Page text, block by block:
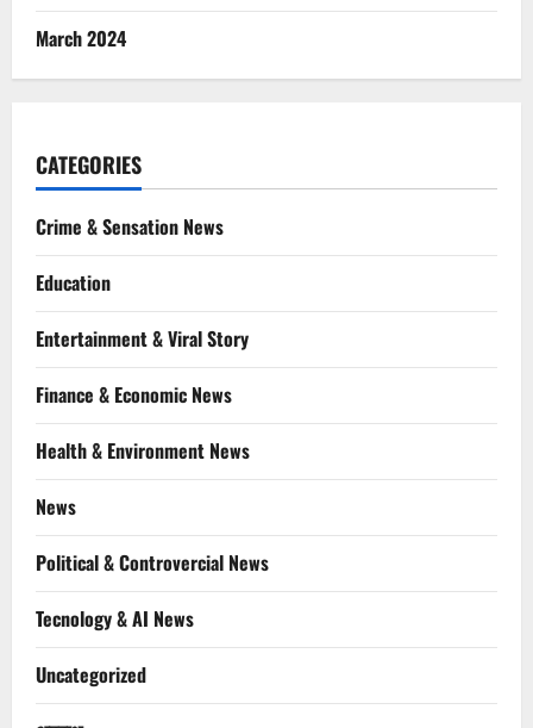
March 2024
CATEGORIES
Crime & Sensation News
Education
Entertainment & Viral Story
Finance & Economic News
Health & Environment News
News
Political & Controvercial News
Tecnology & AI News
Uncategorized